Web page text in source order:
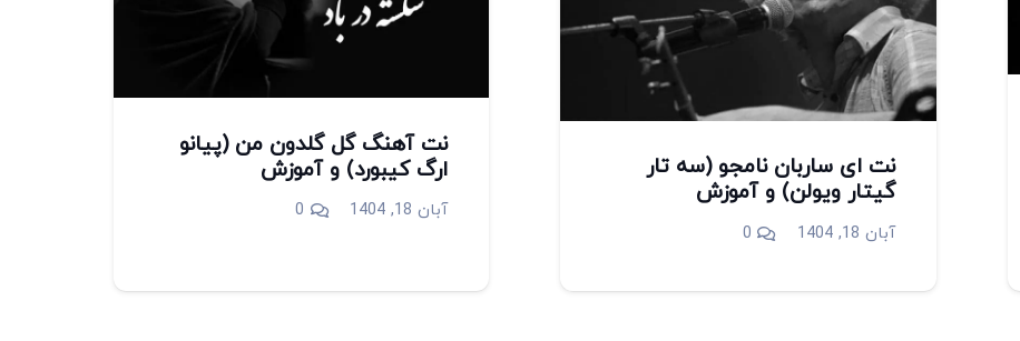
نت ای ساربان نامجو (سه تار
گیتار ویولن) و آموزش
آبان 18, 1404 0
نت آهنگ گل گلدون من (پیانو
ارگ کیبورد) و آموزش
آبان 18, 1404 0